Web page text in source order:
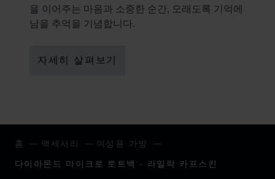
을 이어주는 마음과 소중한 순간, 오래도록 기억에
남을 추억을 기념합니다.
자세히 살펴보기
홈 액세서리 여성용 가방
다이아몬드 마이크로 토트백 - 라일락 카프스킨